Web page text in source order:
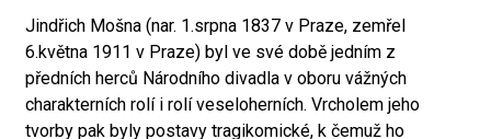
Jindřich Mošna (nar. 1.srpna 1837 v Praze, zemřel
6.května 1911 v Praze) byl ve své době jedním z
předních herců Národního divadla v oboru vážných
charakterních rolí i rolí veseloherních. Vrcholem jeho
tvorby pak byly postavy tragikomické, k čemuž ho